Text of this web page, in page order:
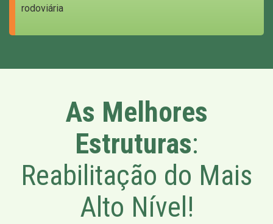
rodoviária
As Melhores
Estruturas:
Reabilitação do Mais
Alto Nível!